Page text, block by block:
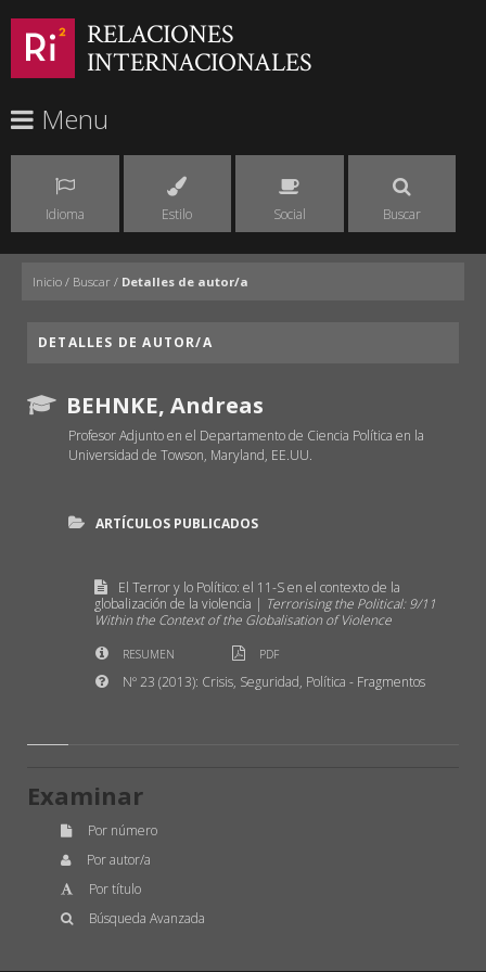
RELACIONES
INTERNACIONALES
Menu
Idioma Estilo Social Buscar
Inicio / Buscar / Detalles de autor/a
DETALLES DE AUTOR/A
BEHNKE, Andreas
Profesor Adjunto en el Departamento de Ciencia Política en la
Universidad de Towson, Maryland, EE.UU.
ARTÍCULOS PUBLICADOS
El Terror y lo Político: el 11-S en el contexto de la
globalización de la violencia | Terrorising the Political: 9/11
Within the Context of the Globalisation of Violence
RESUMEN PDF
Nº 23 (2013): Crisis, Seguridad, Política - Fragmentos
Examinar
Por número
Por autor/a
Por título
Búsqueda Avanzada